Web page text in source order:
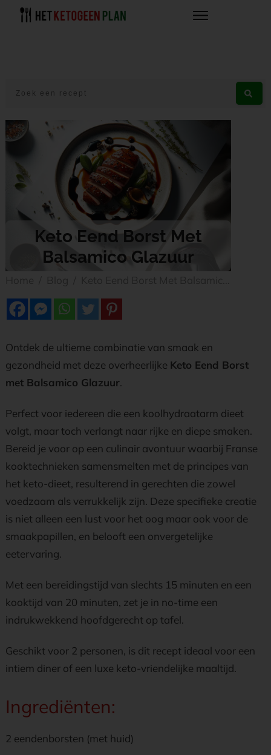
Keto Eend Borst Met
Balsamico Glazuur
Ontdek de ultieme combinatie van smaak en
gezondheid met deze overheerlijke Keto Eend Borst
met Balsamico Glazuur.
Perfect voor iedereen die een koolhydraatarm dieet
volgt, maar toch verlangt naar rijke en diepe smaken.
Bereid je voor op een culinair avontuur waarbij Franse
kooktechnieken samensmelten met de principes van
het keto-dieet, resulterend in gerechten die zowel
voedzaam als verrukkelijk zijn. Deze specifieke creatie
is niet alleen een lust voor het oog maar ook voor de
smaakpapillen, en belooft een onvergetelijke
eetervaring.
Met een bereidingstijd van slechts 15 minuten en een
kooktijd van 20 minuten, zet je in no-time een
indrukwekkend hoofdgerecht op tafel.
Geschikt voor 2 personen, is dit recept ideaal voor een
intiem diner of een luxe keto-vriendelijke maaltijd.
Ingrediënten:
2 eendenborsten (met huid)